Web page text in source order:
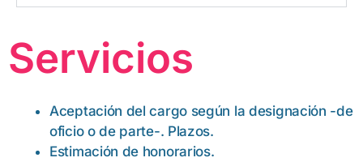
Servicios
Aceptación del cargo según la designación -de
oficio o de parte-. Plazos.
Estimación de honorarios.